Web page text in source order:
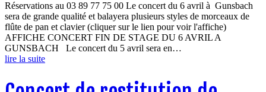
Réservations au 03 89 77 75 00 Le concert du 6 avril à Gunsbach
sera de grande qualité et balayera plusieurs styles de morceaux de
flûte de pan et clavier (cliquer sur le lien pour voir l'affiche)
AFFICHE CONCERT FIN DE STAGE DU 6 AVRIL A
GUNSBACH Le concert du 5 avril sera en…
lire la suite